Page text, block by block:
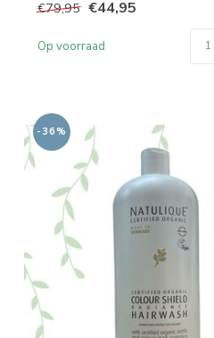
€79,95 €44,95
Op voorraad
-36%